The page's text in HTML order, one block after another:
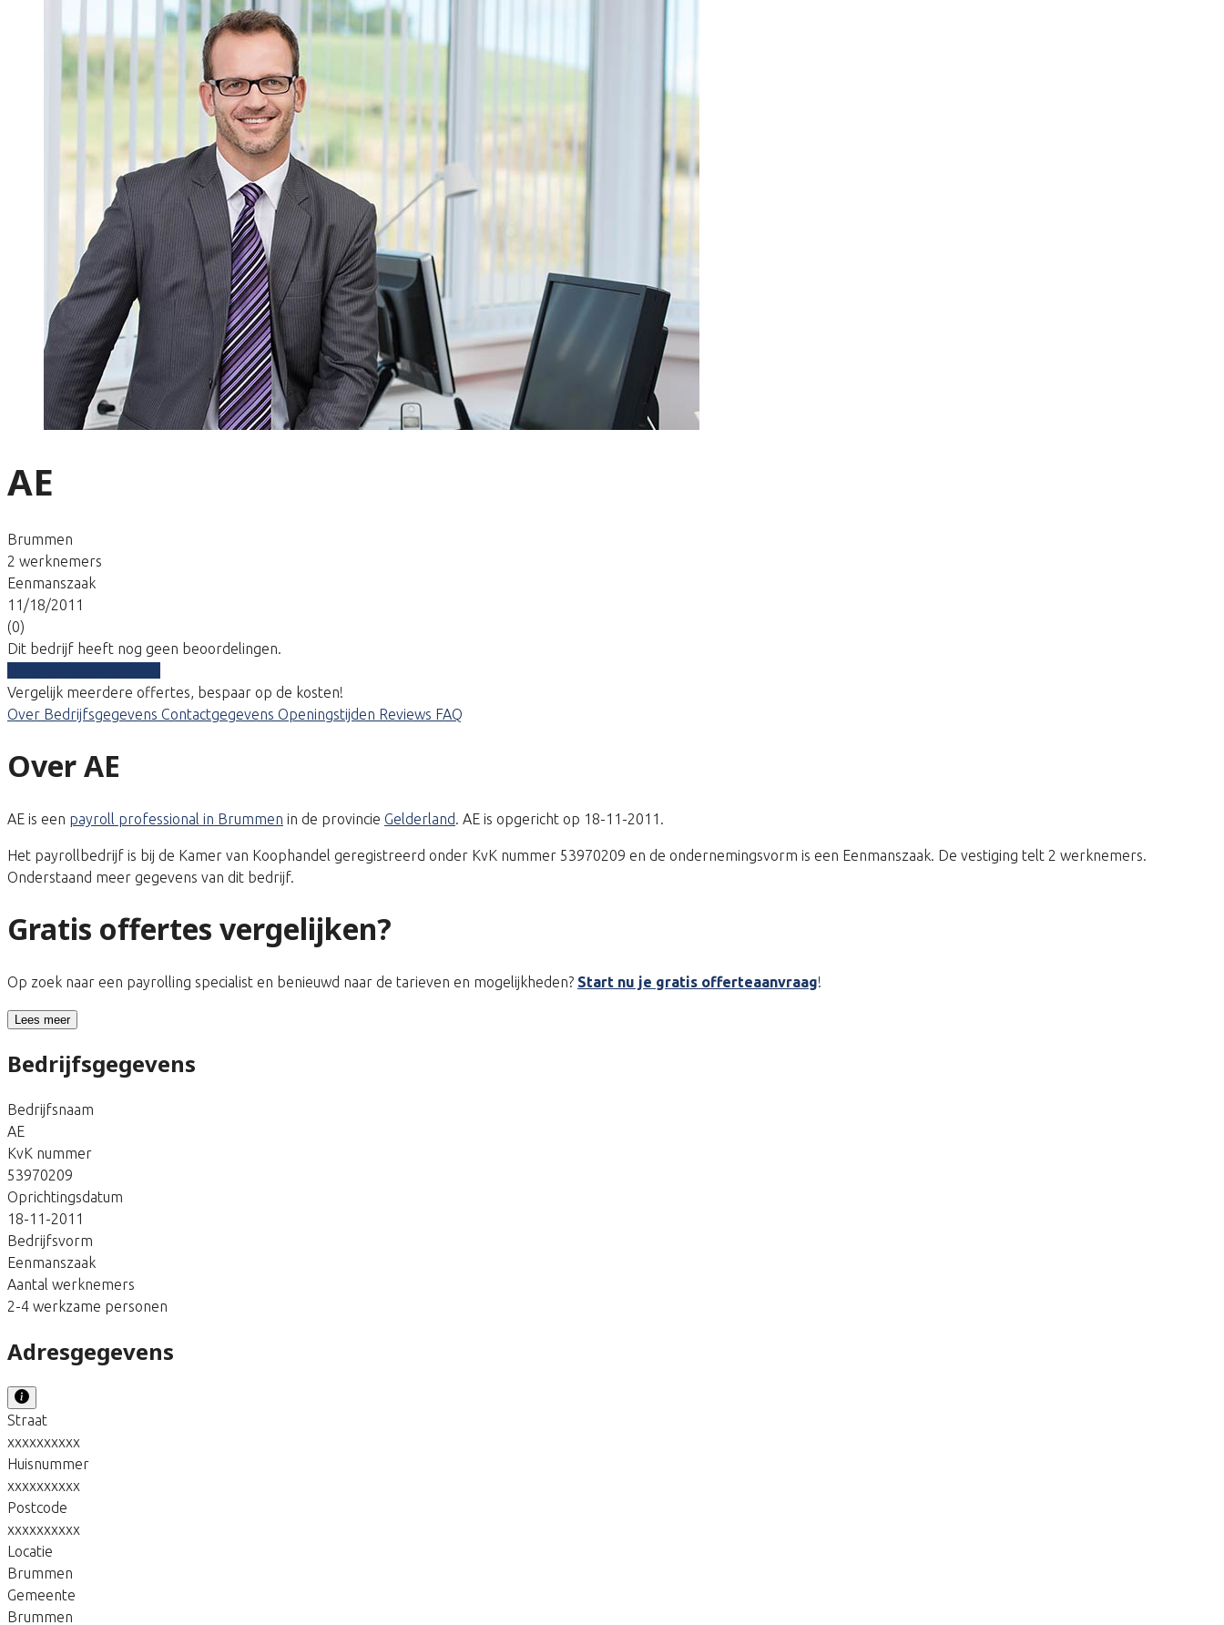
AE
Brummen
2 werknemers
Eenmanszaak
11/18/2011
(0)
Dit bedrijf heeft nog geen beoordelingen.
Vergelijk meerdere offertes, bespaar op de kosten!
Over Bedrijfsgegevens Contactgegevens Openingstijden Reviews FAQ
Over AE
AE is een payroll professional in Brummen in de provincie Gelderland. AE is opgericht op 18-11-2011.
Het payrollbedrijf is bij de Kamer van Koophandel geregistreerd onder KvK nummer 53970209 en de ondernemingsvorm is een Eenmanszaak. De vestiging telt 2 werknemers.
Onderstaand meer gegevens van dit bedrijf.
Gratis offertes vergelijken?
Op zoek naar een payrolling specialist en benieuwd naar de tarieven en mogelijkheden? Start nu je gratis offerteaanvraag!
Lees meer
Bedrijfsgegevens
Bedrijfsnaam
AE
KvK nummer
53970209
Oprichtingsdatum
18-11-2011
Bedrijfsvorm
Eenmanszaak
Aantal werknemers
2-4 werkzame personen
Adresgegevens
Straat
xxxxxxxxxx
Huisnummer
xxxxxxxxxx
Postcode
xxxxxxxxxx
Locatie
Brummen
Gemeente
Brummen